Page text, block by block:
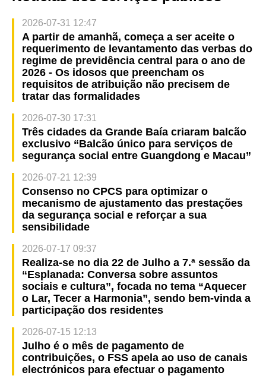
2026-07-31 12:47
A partir de amanhã, começa a ser aceite o
requerimento de levantamento das verbas do
regime de previdência central para o ano de
2026 - Os idosos que preencham os
requisitos de atribuição não precisem de
tratar das formalidades
2026-07-30 17:31
Três cidades da Grande Baía criaram balcão
exclusivo “Balcão único para serviços de
segurança social entre Guangdong e Macau”
2026-07-21 12:39
Consenso no CPCS para optimizar o
mecanismo de ajustamento das prestações
da segurança social e reforçar a sua
sensibilidade
2026-07-17 09:37
Realiza-se no dia 22 de Julho a 7.ª sessão da
“Esplanada: Conversa sobre assuntos
sociais e cultura”, focada no tema “Aquecer
o Lar, Tecer a Harmonia”, sendo bem-vinda a
participação dos residentes
2026-07-15 12:13
Julho é o mês de pagamento de
contribuições, o FSS apela ao uso de canais
electrónicos para efectuar o pagamento